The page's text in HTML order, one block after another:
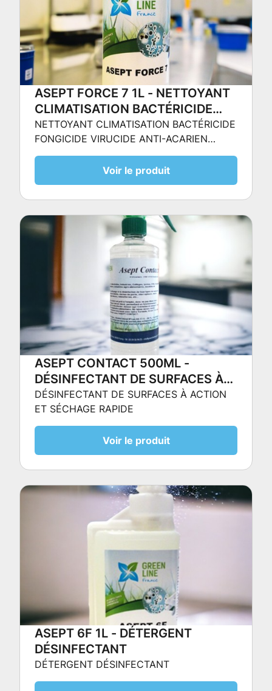
ASEPT FORCE 7 1L - NETTOYANT
CLIMATISATION BACTÉRICIDE
FONGICIDE VIRUCIDE ANTI-
ACARIEN INSECTICIDE
LÉGIONELLOSE
NETTOYANT CLIMATISATION BACTÉRICIDE
FONGICIDE VIRUCIDE ANTI-ACARIEN
INSECTICIDE LÉGIONELLOSE
Voir le produit
ASEPT CONTACT 500ML -
DÉSINFECTANT DE SURFACES À
ACTION ET SÉCHAGE RAPIDE
DÉSINFECTANT DE SURFACES À ACTION
ET SÉCHAGE RAPIDE
Voir le produit
ASEPT 6F 1L - DÉTERGENT
DÉSINFECTANT
DÉTERGENT DÉSINFECTANT